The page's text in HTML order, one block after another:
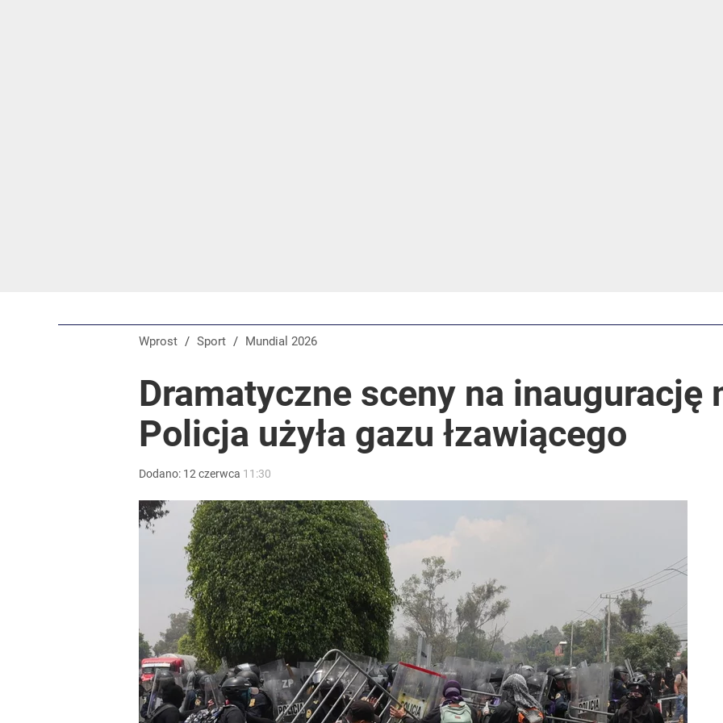
Wprost / Sport / Mundial 2026
Dramatyczne sceny na inaugurację
Policja użyła gazu łzawiącego
Dodano: 12 czerwca 11:30